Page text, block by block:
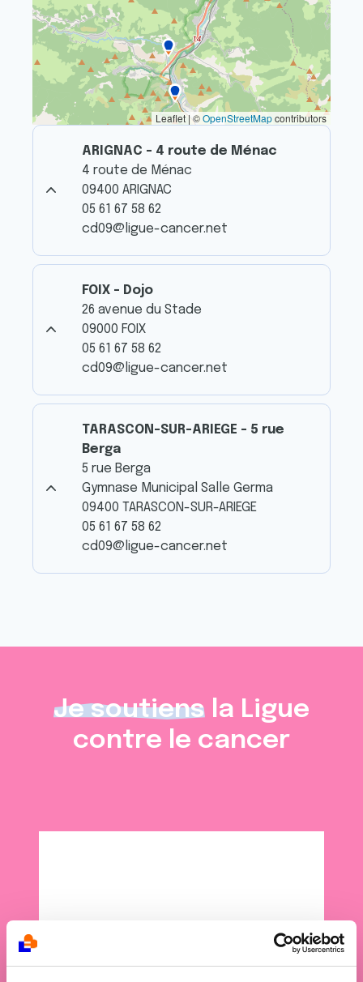
Leaflet | ©OpenStreetMapcontributors
ARIGNAC - 4 route de Ménac
4 route de Ménac
09400 ARIGNAC
05 61 67 58 62
cd09@ligue-cancer.net
FOIX - Dojo
26 avenue du Stade
09000 FOIX
05 61 67 58 62
cd09@ligue-cancer.net
TARASCON-SUR-ARIEGE - 5 rue
Berga
5 rue Berga
Gymnase Municipal Salle Germa
09400 TARASCON-SUR-ARIEGE
05 61 67 58 62
cd09@ligue-cancer.net
Je soutiens la Ligue
contre le cancer